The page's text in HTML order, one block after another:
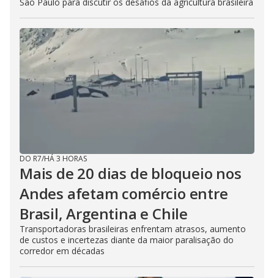
DO R7/HÁ 3 HORAS
Mais de 20 dias de bloqueio nos
Andes afetam comércio entre
Brasil, Argentina e Chile
Transportadoras brasileiras enfrentam atrasos, aumento
de custos e incertezas diante da maior paralisação do
corredor em décadas